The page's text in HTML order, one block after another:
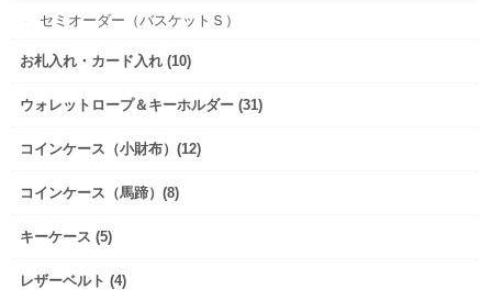
セミオーダー（バスケットＳ）
お札入れ・カード入れ (10)
ウォレットロープ＆キーホルダー (31)
コインケース（小財布）(12)
コインケース（馬蹄）(8)
キーケース (5)
レザーベルト (4)